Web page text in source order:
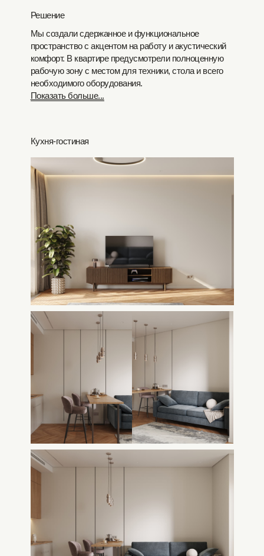
Решение
Мы создали сдержанное и функциональное
пространство с акцентом на работу и акустический
комфорт. В квартире предусмотрели полноценную
рабочую зону с местом для техники, стола и всего
необходимого оборудования.
Показать больше...
Кухня-гостиная